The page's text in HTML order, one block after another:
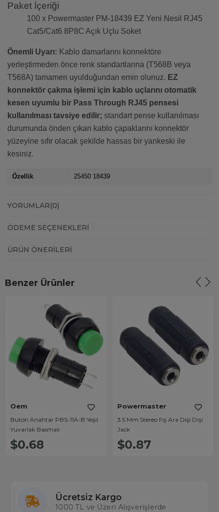
Paket İçeriği
100 x Powermaster PM-18439 EZ Yeni Nesil RJ45
Cat5/Cat6 8P8C Açık Uçlu Soket
Önemli Uyarı: Kablo damarlarını konnektöre
yerleştirmeden önce renk standartlarına (T568B veya
T568A) tamamen uyulduğundan emin olunuz. EZ
konnektör çakma işlemi için kablo uçlarını otomatik
kesen uyumlu bir Pass Through RJ45 pensesi
kullanılması tavsiye edilir; standart pense kullanılması
durumunda önden çıkan kablo çapaklarını konnektör
yüzeyine sıfır olacak şekilde hassas bir yankeski ile
kesiniz.
Özellik 25450 18439
YORUMLAR(0)
ÖDEME SEÇENEKLERI
ÜRÜN ÖNERILERI
Benzer Ürünler
Oem
Buton Anahtar PBS-11A-B Yeşil
Yuvarlak Basmalı
$0.68
Powermaster
3.5 Mm Stereo Fiş Ara Dişi Dişi
Jack
$0.87
Ücretsiz Kargo
1000 TL ve Üzeri Alışverişlerde